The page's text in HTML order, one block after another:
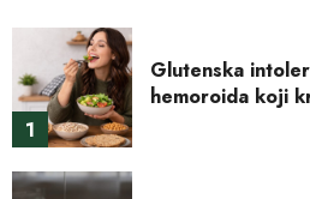
1
Glutenska
hemoroida koji